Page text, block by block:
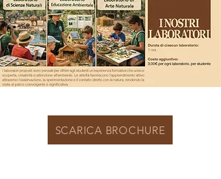
SCARICA BROCHURE